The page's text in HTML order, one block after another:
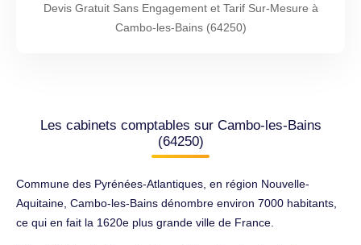
Devis Gratuit Sans Engagement et Tarif Sur-Mesure à
Cambo-les-Bains (64250)
Les cabinets comptables sur Cambo-les-Bains
(64250)
Commune des Pyrénées-Atlantiques, en région Nouvelle-
Aquitaine, Cambo-les-Bains dénombre environ 7000 habitants,
ce qui en fait la 1620e plus grande ville de France.